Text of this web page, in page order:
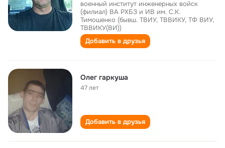
военный институт инженерных войск
(филиал) ВА РХБЗ и ИВ им. С.К.
Тимошенко (бывш. ТВИУ, ТВВИКУ, ТФ ВИУ,
ТВВИКУ(ВИ))
Добавить в друзья
Олег гаркуша
47 лет
Добавить в друзья